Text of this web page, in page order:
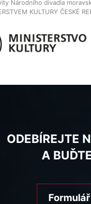
Národního divadla
KULTURY ČESKÉ
ODEBÍREJTE
A